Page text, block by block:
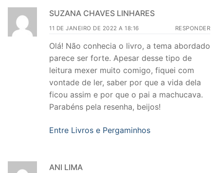
SUZANA CHAVES LINHARES
11 DE JANEIRO DE 2022 A 18:16 RESPONDER
Olá! Não conhecia o livro, a tema abordado
parece ser forte. Apesar desse tipo de
leitura mexer muito comigo, fiquei com
vontade de ler, saber por que a vida dela
ficou assim e por que o pai a machucava.
Parabéns pela resenha, beijos!
Entre Livros e Pergaminhos
ANI LIMA